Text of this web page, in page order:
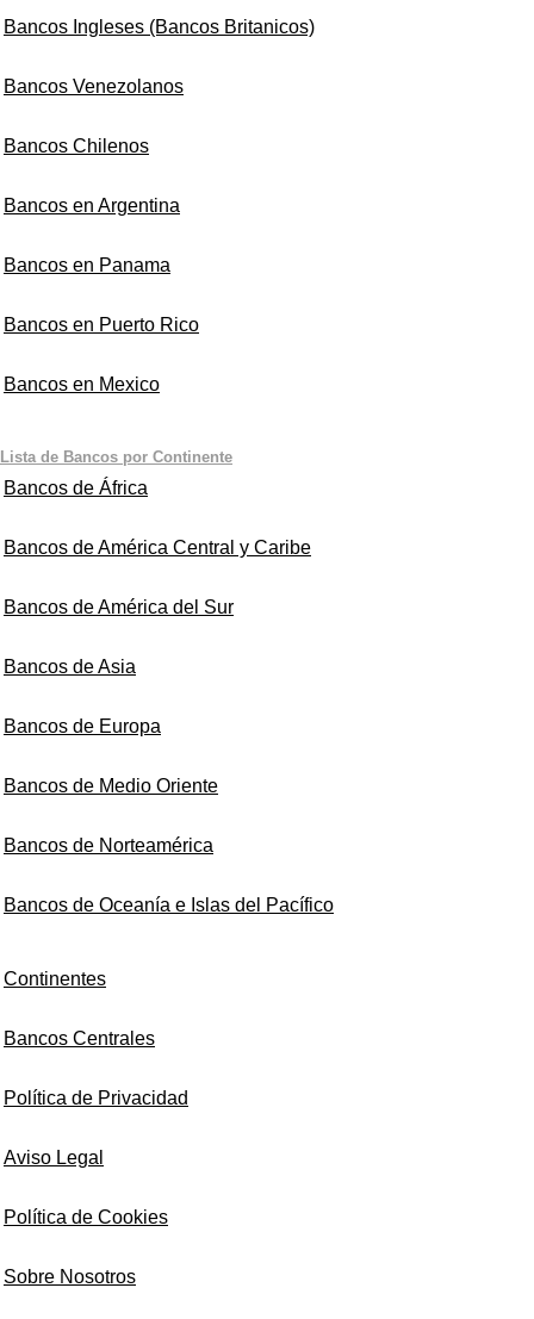
Bancos Ingleses (Bancos Britanicos)
Bancos Venezolanos
Bancos Chilenos
Bancos en Argentina
Bancos en Panama
Bancos en Puerto Rico
Bancos en Mexico
Lista de Bancos por Continente
Bancos de África
Bancos de América Central y Caribe
Bancos de América del Sur
Bancos de Asia
Bancos de Europa
Bancos de Medio Oriente
Bancos de Norteamérica
Bancos de Oceanía e Islas del Pacífico
Continentes
Bancos Centrales
Política de Privacidad
Aviso Legal
Política de Cookies
Sobre Nosotros